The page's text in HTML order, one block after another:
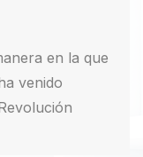
en la que
venido